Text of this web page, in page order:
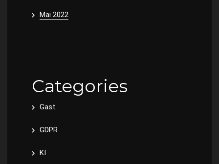
Mai 2022
Categories
Gast
GDPR
KI